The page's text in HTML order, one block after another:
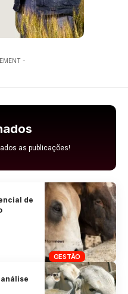
-
as publicações!
GESTÃO
de